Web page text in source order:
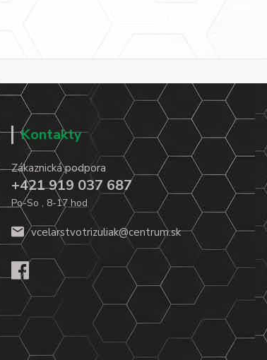
Kontakty
Zákaznická podpora
+421 919 037 687
Po-So , 8-17 hod
vcelarstvotrizuliak@centrum.sk